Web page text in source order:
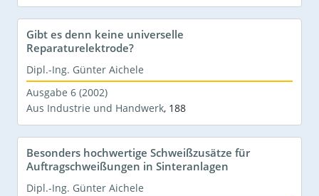
Gibt es denn keine universelle
Reparaturelektrode?
Dipl.-Ing. Günter Aichele
Ausgabe 6 (2002)
Aus Industrie und Handwerk, 188
Besonders hochwertige Schweißzusätze für
Auftragschweißungen in Sinteranlagen
Dipl.-Ing. Günter Aichele